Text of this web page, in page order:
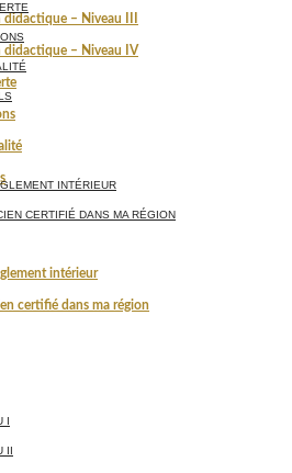
didactique – Niveau III
didactique – Niveau IV
intérieur
certifié dans ma région
INTÉRIEUR
CERTIFIÉ DANS MA RÉGION
I
II